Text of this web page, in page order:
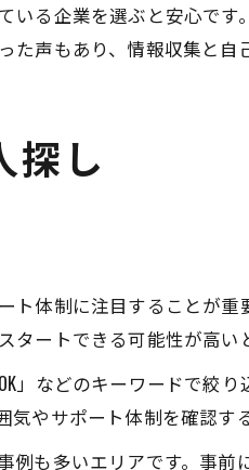
る企業を選ぶと安心で
声もあり、情報収集と自
探し
体制に注目することが
ートできる可能性が高い
」などのキーワードで絞
やサポート体制を確認す
も多いエリアです。事